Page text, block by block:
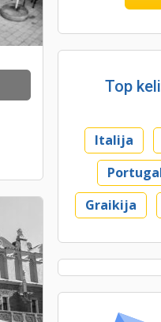
Top
Italija
Graikija